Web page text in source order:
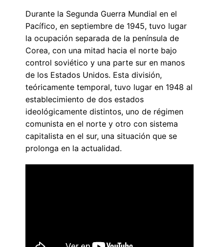
Durante la Segunda Guerra Mundial en el
Pacífico, en septiembre de 1945, tuvo lugar
la ocupación separada de la península de
Corea, con una mitad hacia el norte bajo
control soviético y una parte sur en manos
de los Estados Unidos. Esta división,
teóricamente temporal, tuvo lugar en 1948 al
establecimiento de dos estados
ideológicamente distintos, uno de régimen
comunista en el norte y otro con sistema
capitalista en el sur, una situación que se
prolonga en la actualidad.